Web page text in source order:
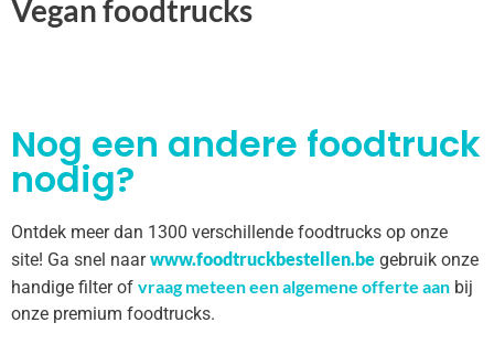
Vegan foodtrucks
Nog een andere foodtruck
nodig?
Ontdek meer dan 1300 verschillende foodtrucks op onze
site! Ga snel naarwww.foodtruckbestellen.be gebruik onze
handige filter of vraag meteen een algemene offerte aan bij
onze premium foodtrucks.